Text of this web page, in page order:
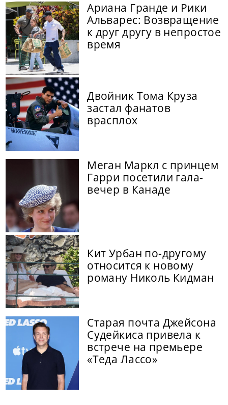
Ариана Гранде и Рики
Альварес: Возвращение
к друг другу в непростое
время
Двойник Тома Круза
застал фанатов
врасплох
Меган Маркл с принцем
Гарри посетили гала-
вечер в Канаде
Кит Урбан по-другому
относится к новому
роману Николь Кидман
Старая почта Джейсона
Судейкиса привела к
встрече на премьере
«Теда Лассо»